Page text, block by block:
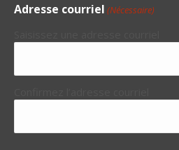
Adresse courriel (Nécessaire)